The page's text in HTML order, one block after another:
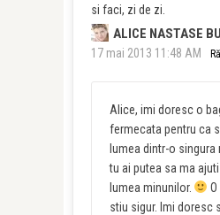
si faci, zi de zi.
ALICE NASTASE
17 mai 2013 11:48 AM
Alice, imi doresc o
fermecata pentru ca
lumea dintr-o singura
tu ai putea sa ma
lumea minunilor.
stiu sigur. Imi doresc